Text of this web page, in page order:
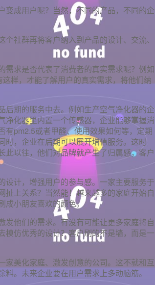
变成用户呢？当然，不同的产品，不同的企
社群再将客户纳入到产品的设计、交流、
需求是否代表了消费者的真实需求呢？例如
样，才能了解用户的真实需求，将他们纳
后期的服务中去。例如生产空气净化器的企
净化器里内置一个传感器，企业能够掌握消
有pm2.5或者甲醛、使用效果如何等，定期
时，企业在后期可以展开增值服务。这时
以往，他们对品牌就产生了归属感，客户
设计，增强用户的参与感。一家主要服务于
上关系？当然能！越来越多的家庭开始自
成小朋友喜欢的颜色。
他们的需求。有没有可能让更多家庭将自
模仿优秀的设计？客户刷的不是墙，而是一
家美化家庭、激发创意的公司。这不就和互
。未来企业要在用户需求上多动脑筋。